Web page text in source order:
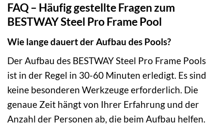
FAQ – Häufig gestellte Fragen zum
BESTWAY Steel Pro Frame Pool
Wie lange dauert der Aufbau des Pools?
Der Aufbau des BESTWAY Steel Pro Frame Pools
ist in der Regel in 30-60 Minuten erledigt. Es sind
keine besonderen Werkzeuge erforderlich. Die
genaue Zeit hängt von Ihrer Erfahrung und der
Anzahl der Personen ab, die beim Aufbau helfen.